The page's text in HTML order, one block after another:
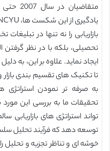
بازاریابی را نه تنها در
تحصیلی، بلکه با در نظر گرفتن
ایجاد نماید. علاوه بر این، به
تا تکنیک های تقسیم بندی بازار
به صرفه تر نمودن استراتژی
تواند استراتژی های بازاریابی
خوشه ای و تناظر تجزیه و تحلیل